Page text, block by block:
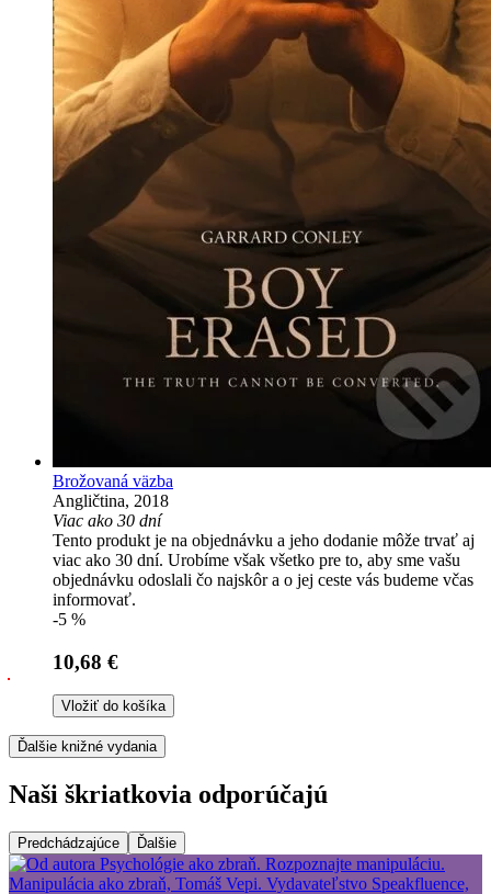
Brožovaná väzba
Angličtina, 2018
Viac ako 30 dní
Tento produkt je na objednávku a jeho dodanie môže trvať aj
viac ako 30 dní. Urobíme však všetko pre to, aby sme vašu
objednávku odoslali čo najskôr a o jej ceste vás budeme včas
informovať.
-5 %
10,68 €
Vložiť do košíka
Ďalšie knižné vydania
Naši škriatkovia odporúčajú
Predchádzajúce Ďalšie